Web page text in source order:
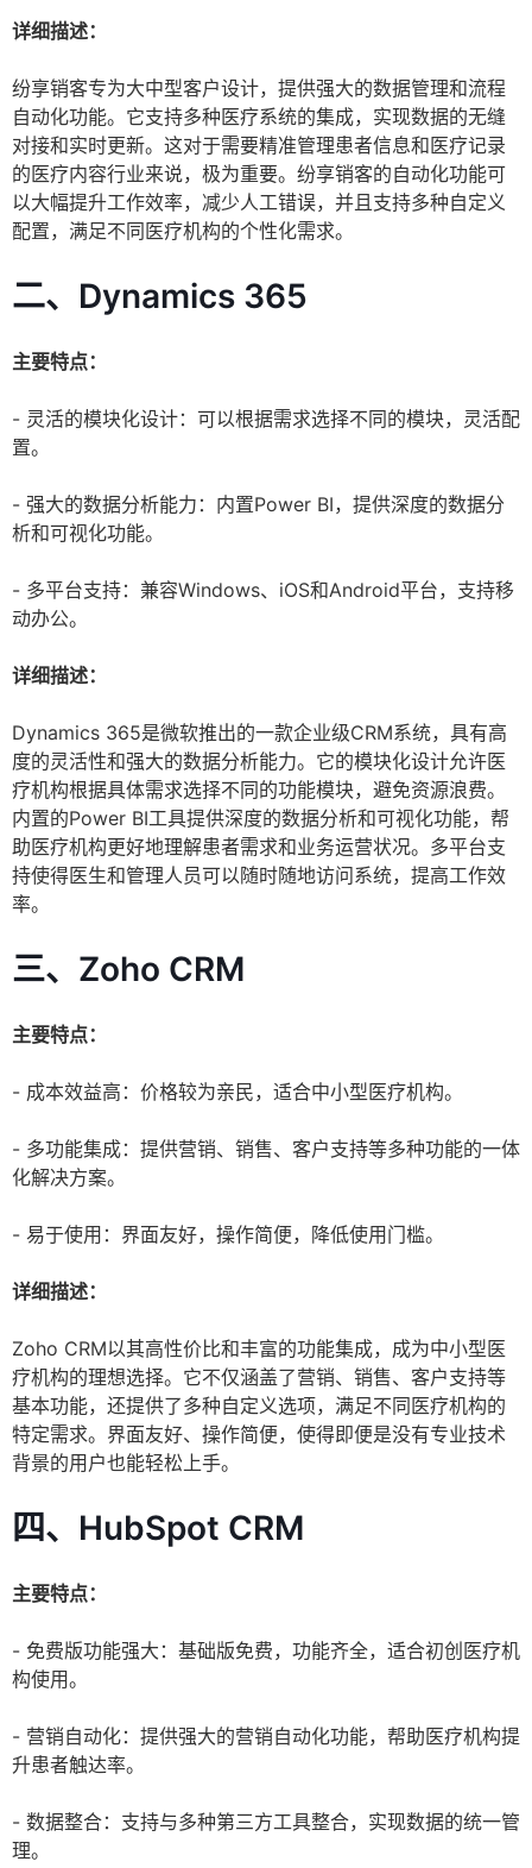
详细描述：
纷享销客专为大中型客户设计，提供强大的数据管理和流程
自动化功能。它支持多种医疗系统的集成，实现数据的无缝
对接和实时更新。这对于需要精准管理患者信息和医疗记录
的医疗内容行业来说，极为重要。纷享销客的自动化功能可
以大幅提升工作效率，减少人工错误，并且支持多种自定义
配置，满足不同医疗机构的个性化需求。
二、Dynamics 365
主要特点：
- 灵活的模块化设计：可以根据需求选择不同的模块，灵活配
置。
- 强大的数据分析能力：内置Power BI，提供深度的数据分
析和可视化功能。
- 多平台支持：兼容Windows、iOS和Android平台，支持移
动办公。
详细描述：
Dynamics 365是微软推出的一款企业级CRM系统，具有高
度的灵活性和强大的数据分析能力。它的模块化设计允许医
疗机构根据具体需求选择不同的功能模块，避免资源浪费。
内置的Power BI工具提供深度的数据分析和可视化功能，帮
助医疗机构更好地理解患者需求和业务运营状况。多平台支
持使得医生和管理人员可以随时随地访问系统，提高工作效
率。
三、Zoho CRM
主要特点：
- 成本效益高：价格较为亲民，适合中小型医疗机构。
- 多功能集成：提供营销、销售、客户支持等多种功能的一体
化解决方案。
- 易于使用：界面友好，操作简便，降低使用门槛。
详细描述：
Zoho CRM以其高性价比和丰富的功能集成，成为中小型医
疗机构的理想选择。它不仅涵盖了营销、销售、客户支持等
基本功能，还提供了多种自定义选项，满足不同医疗机构的
特定需求。界面友好、操作简便，使得即便是没有专业技术
背景的用户也能轻松上手。
四、HubSpot CRM
主要特点：
- 免费版功能强大：基础版免费，功能齐全，适合初创医疗机
构使用。
- 营销自动化：提供强大的营销自动化功能，帮助医疗机构提
升患者触达率。
- 数据整合：支持与多种第三方工具整合，实现数据的统一管
理。